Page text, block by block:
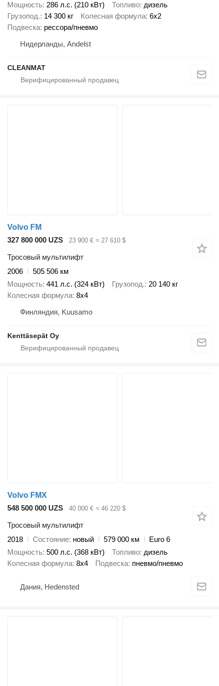
Мощность 286 л.с. (210 кВт) Топливо дизель
Грузопод. 14 300 кг Колесная формула 6x2
Подвеска рессора/пневмо
Нидерланды, Andelst
CLEANMAT
Volvo FM
327 800 000 UZS
23 900 € ≈ 27 610 $
Тросовый мультилифт
2006
505 506 км
Мощность 441 л.с. (324 кВт) Грузопод. 20 140 кг
Колесная формула 8x4
Финляндия, Kuusamo
Kenttäsepät Oy
Volvo FMX
548 500 000 UZS
40 000 € ≈ 46 220 $
Тросовый мультилифт
2018
Состояние новый 579 000 км
Euro 6
Мощность 500 л.с. (368 кВт) Топливо дизель
Колесная формула 8x4 Подвеска пневмо/пневмо
Дания, Hedensted